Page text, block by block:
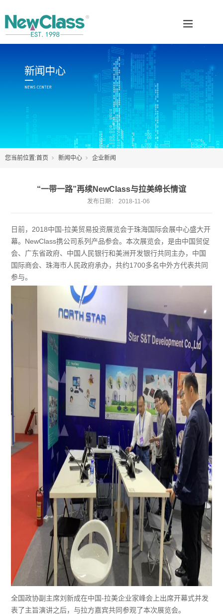
您当前位置:首页 新闻中心 企业新闻
“一带一路”再续NewClass与拉美绵长情谊
发布日期： 2018-11-06
日前，2018中国-拉美贸易投资展览会于珠海国际会展中心盛大开
幕。NewClass携公司系列产品参会。本次展览会，是由中国贸促
会、广东省政府、中国人民银行和美洲开发银行共同主办，中国
国际商会、珠海市人民政府承办，共约1700多名中外方代表共同
参与。
全国政协副主席刘新成在中国-拉美企业家峰会上出席开幕式并发
表了主旨演讲之后，与拉方嘉宾共同参观了本次展览会。